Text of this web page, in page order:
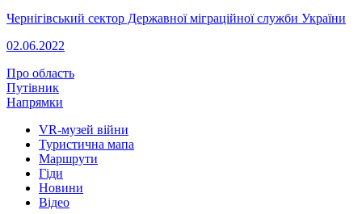
Чернігівський сектор Державної міграційної служби України
02.06.2022
Про область
Путівник
Напрямки
VR-музей війни
Туристична мапа
Маршрути
Гіди
Новини
Відео